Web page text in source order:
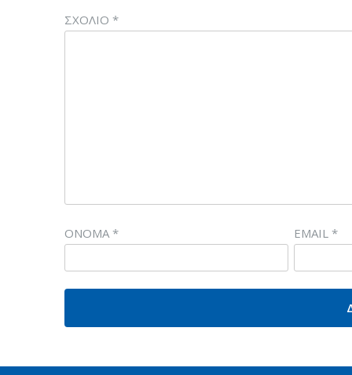
ΣΧΌΛΙΟ *
ΌΝΟΜΑ * EMAIL*